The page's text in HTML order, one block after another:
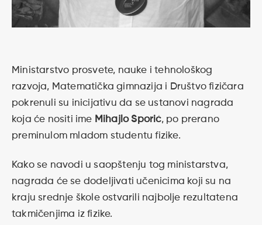
Ministarstvo prosvete, nauke i tehnološkog
razvoja, Matematička gimnazija i Društvo fizičara
pokrenuli su inicijativu da se ustanovi nagrada
koja će nositi ime Mihajlo Sporić, po prerano
preminulom mladom studentu fizike.
Kako se navodi u saopštenju tog ministarstva,
nagrada će se dodeljivati učenicima koji su na
kraju srednje škole ostvarili najbolje rezultatena
takmičenjima iz fizike.